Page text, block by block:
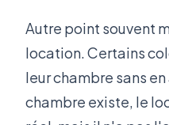
Autre point souvent
location. Certains
leur chambre sans
chambre existe, le